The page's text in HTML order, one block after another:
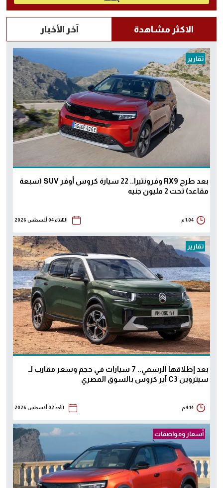
الاكثر مشاهدة آخر الأخبار
تقارير
بعد طرح RX9 وفرونتيرا.. 22 سيارة كروس أوفر SUV (سبعة
مقاعد) تحت 2 مليون جنيه
1:04 م الثلاثاء 04 أغسطس 2026
تقارير
بعد إطلاقها الرسمي.. 7 سيارات في حجم وسعر مقارب لـ
سيتروين C3 آير كروس بالسوق المصري
4:14 م الأحد 02 أغسطس 2026
أسعار ومواصفات